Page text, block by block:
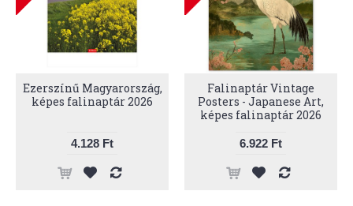
Ezerszínű Magyarország,
képes falinaptár 2026
4.128 Ft
Falinaptár Vintage
Posters - Japanese Art,
képes falinaptár 2026
6.922 Ft